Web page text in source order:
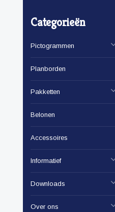
Categorieën
Pictogrammen
Planborden
Pakketten
Belonen
Accessoires
Informatief
Downloads
Over ons